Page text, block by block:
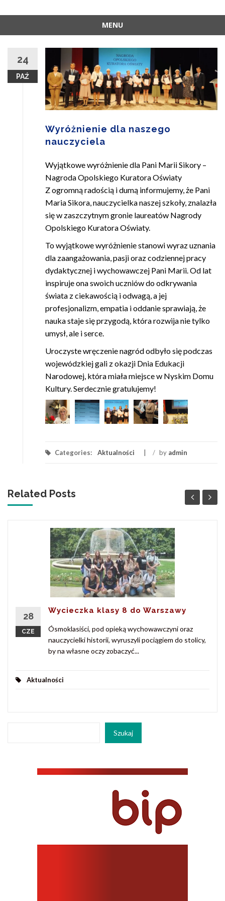
MENU
content
24
PAŹ
Wyróżnienie dla naszego
nauczyciela
Wyjątkowe wyróżnienie dla Pani Marii Sikory –
Nagroda Opolskiego Kuratora Oświaty
Z ogromną radością i dumą informujemy, że Pani
Maria Sikora, nauczycielka naszej szkoły, znalazła
się w zaszczytnym gronie laureatów Nagrody
Opolskiego Kuratora Oświaty.
To wyjątkowe wyróżnienie stanowi wyraz uznania
dla zaangażowania, pasji oraz codziennej pracy
dydaktycznej i wychowawczej Pani Marii. Od lat
inspiruje ona swoich uczniów do odkrywania
świata z ciekawością i odwagą, a jej
profesjonalizm, empatia i oddanie sprawiają, że
nauka staje się przygodą, która rozwija nie tylko
umysł, ale i serce.
Uroczyste wręczenie nagród odbyło się podczas
wojewódzkiej gali z okazji Dnia Edukacji
Narodowej, która miała miejsce w Nyskim Domu
Kultury. Serdecznie gratulujemy!
Categories: Aktualności / by admin
Related Posts
28
CZE
Wycieczka klasy 8 do Warszawy
Ósmoklasiści, pod opieką wychowawczyni oraz
nauczycielki historii, wyruszyli pociągiem do stolicy,
by na własne oczy zobaczyć...
Aktualności
Szukaj